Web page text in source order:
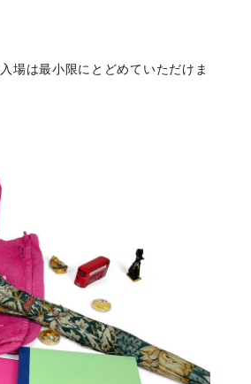
場は最小限にとどめていただけま